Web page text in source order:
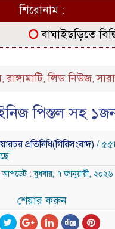
শিরোনাম :
বাঘাইছড়িতে
,রাঙ্গামাটি,লিড নিউজ,
পিস্তল সহ
প্রতিনিধি(গিরিসংবাদ) /
আপডেট : বুধবার, ৭ জানুয়ারী, ২০২৬
শেয়ার করুন